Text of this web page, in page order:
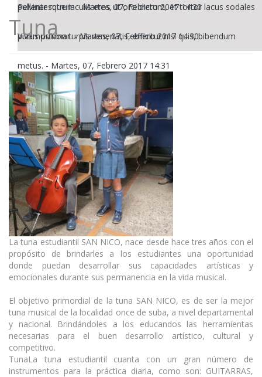
pulvinar rutrum-Martes, 07, Febrero 2017 14:30
Pellentesque iaculis eros ut orci dictum, et tortor lacus sodales
purus pulvinar.-Martes, 07, Febrero 2017 14:30
Vivamus non turpis venenatis, efficitur nisl quis, bibendum
metus. - Martes, 07, Febrero 2017 14:31
Tuna
La tuna estudiantil SAN NICO, nace desde hace tres años con el
propósito de brindarles a los estudiantes una oportunidad
donde puedan desarrollar sus capacidades artísticas y
emocionales durante sus permanencia en la vida musical.
El objetivo primordial de la tuna SAN NICO, es de ser la mejor
tuna musical de la localidad once de suba, a nivel departamental
y nacional. Brindándoles a los educandos las herramientas
necesarias para el buen desarrollo artístico, cultural y
competitivo.
TunaLa tuna estudiantil cuanta con un gran número de
instrumentos para la práctica diaria, como son: GUITARRAS,